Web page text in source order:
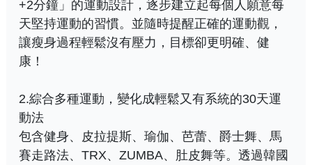
+2分鐘」的運動設計，逐步建立起每個人願意每
天堅持運動的習慣。並隨時提醒正確的運動觀，
讓瘦身過程輕鬆沒有壓力，目標卻更明確、健
康！
2.綜合多種運動，變化成輕鬆又有系統的30天運
動法
包含健身、皮拉提斯、瑜伽、芭蕾、爵士舞、馬
賽走路法、TRX、ZUMBA、肚皮舞等。透過韓國